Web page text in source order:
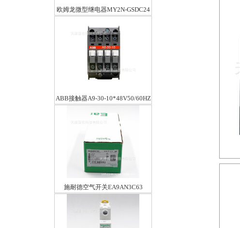
欧姆龙微型继电器MY2N-GSDC24
ABB接触器A9-30-10*48V50/60HZ
施耐德空气开关EA9AN3C63